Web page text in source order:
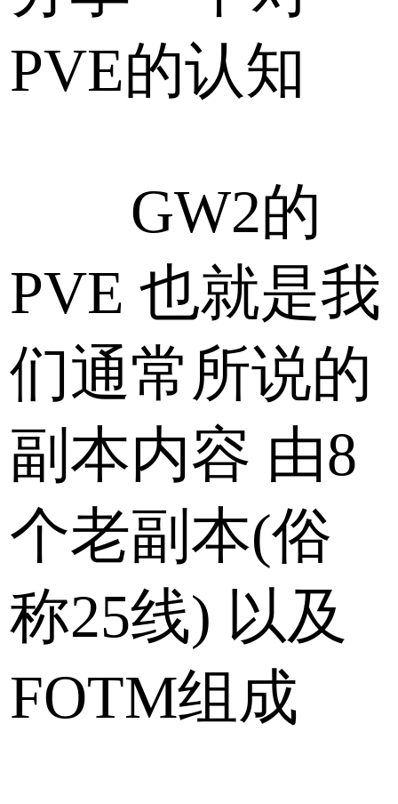
PVE的认知
GW2的
PVE 也就是我
们通常所说的
副本内容 由8
个老副本(俗
称25线) 以及
FOTM组成